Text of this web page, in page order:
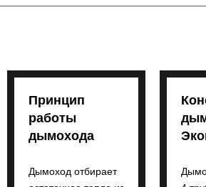
Принцип
работы
дымохода
Дымоход отбирает